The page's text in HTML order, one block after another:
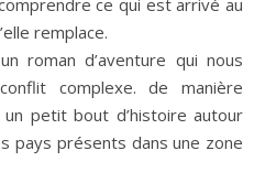
ce qui est arrivé au
remplace.
roman d’aventure qui nous
complexe. de manière
petit bout d’histoire autour
pays présents dans une zone